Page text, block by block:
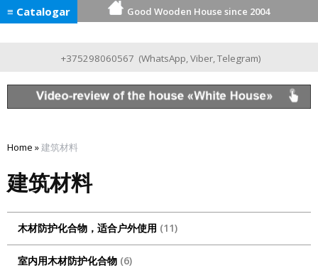
≡ Catalogar Good Wooden House since 2004
+375298060567 (WhatsApp,Viber,Telegram)
Home » 建筑材料
建筑材料
木材防护化合物，适合户外使用 11
室内用木材防护化合物 6